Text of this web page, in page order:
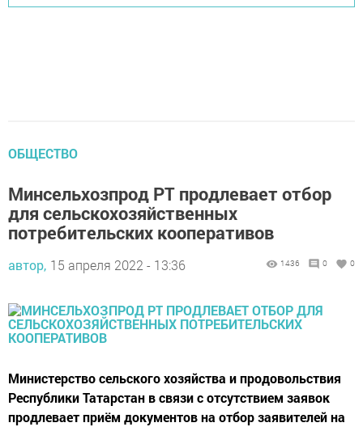
ОБЩЕСТВО
Минсельхозпрод РТ продлевает отбор
для сельскохозяйственных
потребительских кооперативов
автор, 15 апреля 2022 - 13:36 1436 0 0
Министерство сельского хозяйства и продовольствия
Республики Татарстан в связи с отсутствием заявок
продлевает приём документов на отбор заявителей на